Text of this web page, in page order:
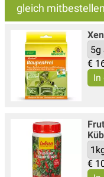
gleich mitbestellen
€
€